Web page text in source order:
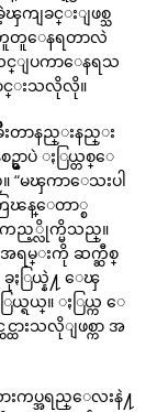
ျခင္းျဖစ္သ
တူေနရတာလဲ
င္ျပကာေနရသ
င္းသလိုလို။
းတာနည္းနည္း
မွာပဲ ႏြယ္တစ္ေ
“မၾကာေသးပါ
ြၽန္ေတာ္စ
ကည့္လိုက္မိသည္။
ရမ္းကို ဆက္ဆီစ္
ႏြယ္နဲ႔ ေၾ
ယ္ရယ္။ ႏြယ္က ေ
င္ထားသလိုျဖစ္ကာ အ
ကပ္အရည္ေလးနဲ႔